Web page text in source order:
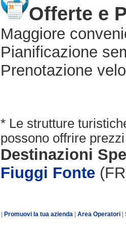
Offerte e
Maggiore
Pianificazione
Prenotazione
* Le strutture
possono offrire
Destinazioni
Fiuggi Fonte
Promuovi la tua azienda Area Operatori